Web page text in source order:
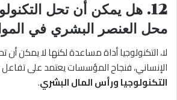
12. هل يمكن أن تحل
محل العنصر البشري في
لا، التكنولوجيا أداة مساعدة لكنها لا يمكن
الإنساني، فنجاح المؤسسات يعتمد على تفاعل
التكنولوجيا ورأس المال البشري.